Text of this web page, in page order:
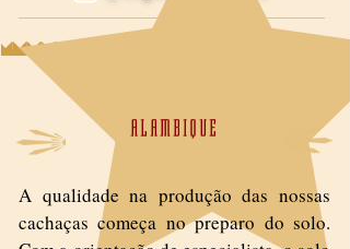
ALAMBIQUE
A qualidade na produção das nossas
cachaças começa no preparo do solo.